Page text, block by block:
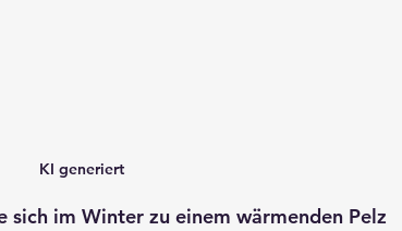
KI generiert
sich im Winter zu einem wärmenden Pelz